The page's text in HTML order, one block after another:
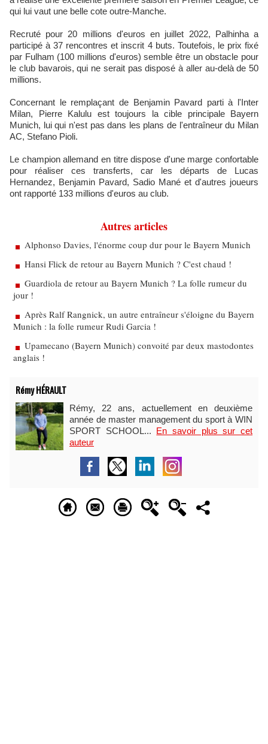
qui lui vaut une belle cote outre-Manche.
Recruté pour 20 millions d'euros en juillet 2022, Palhinha a
participé à 37 rencontres et inscrit 4 buts. Toutefois, le prix fixé
par Fulham (100 millions d'euros) semble être un obstacle pour
le club bavarois, qui ne serait pas disposé à aller au-delà de 50
millions.
Concernant le remplaçant de Benjamin Pavard parti à l'Inter
Milan, Pierre Kalulu est toujours la cible principale Bayern
Munich, lui qui n'est pas dans les plans de l'entraîneur du Milan
AC, Stefano Pioli.
Le champion allemand en titre dispose d'une marge confortable
pour réaliser ces transferts, car les départs de Lucas
Hernandez, Benjamin Pavard, Sadio Mané et d'autres joueurs
ont rapporté 133 millions d'euros au club.
Autres articles
Alphonso Davies, l'énorme coup dur pour le Bayern Munich
Hansi Flick de retour au Bayern Munich ? C'est chaud !
Guardiola de retour au Bayern Munich ? La folle rumeur du
jour !
Après Ralf Rangnick, un autre entraîneur s'éloigne du Bayern
Munich : la folle rumeur Rudi Garcia !
Upamecano (Bayern Munich) convoité par deux mastodontes
anglais !
Rémy HÉRAULT
Rémy, 22 ans, actuellement en deuxième
année de master management du sport à WIN
SPORT SCHOOL... En savoir plus sur cet
auteur